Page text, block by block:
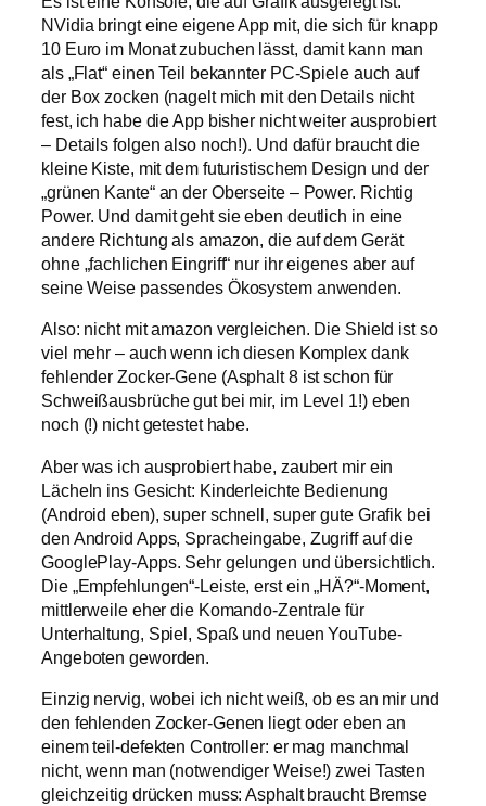
NVidia bringt eine eigene App mit, die sich für knapp
10 Euro im Monat zubuchen lässt, damit kann man
als „Flat“ einen Teil bekannter PC-Spiele auch auf
der Box zocken (nagelt mich mit den Details nicht
fest, ich habe die App bisher nicht weiter ausprobiert
– Details folgen also noch!). Und dafür braucht die
kleine Kiste, mit dem futuristischem Design und der
„grünen Kante“ an der Oberseite – Power. Richtig
Power. Und damit geht sie eben deutlich in eine
andere Richtung als amazon, die auf dem Gerät
ohne „fachlichen Eingriff“ nur ihr eigenes aber auf
seine Weise passendes Ökosystem anwenden.
Also: nicht mit amazon vergleichen. Die Shield ist so
viel mehr – auch wenn ich diesen Komplex dank
fehlender Zocker-Gene (Asphalt 8 ist schon für
Schweißausbrüche gut bei mir, im Level 1!) eben
noch (!) nicht getestet habe.
Aber was ich ausprobiert habe, zaubert mir ein
Lächeln ins Gesicht: Kinderleichte Bedienung
(Android eben), super schnell, super gute Grafik bei
den Android Apps, Spracheingabe, Zugriff auf die
GooglePlay-Apps. Sehr gelungen und übersichtlich.
Die „Empfehlungen“-Leiste, erst ein „HÄ?“-Moment,
mittlerweile eher die Komando-Zentrale für
Unterhaltung, Spiel, Spaß und neuen YouTube-
Angeboten geworden.
Einzig nervig, wobei ich nicht weiß, ob es an mir und
den fehlenden Zocker-Genen liegt oder eben an
einem teil-defekten Controller: er mag manchmal
nicht, wenn man (notwendiger Weise!) zwei Tasten
gleichzeitig drücken muss: Asphalt braucht Bremse